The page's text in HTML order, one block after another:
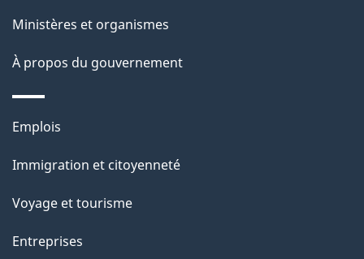
g
e
Ministères et organismes
À propos du gouvernement
Thèmes
sujets
Emplois
Immigration et citoyenneté
Voyage et tourisme
Entreprises